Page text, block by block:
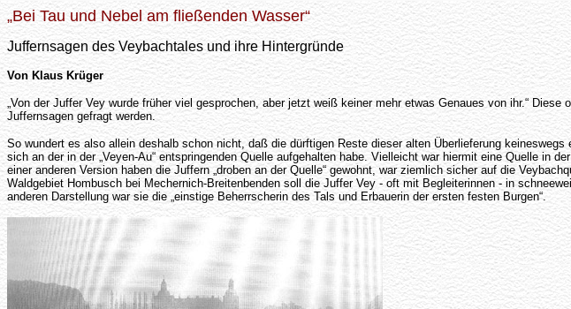
„Bei Tau und Nebel am fließenden Wasser“
Juffernsagen des Veybachtales und ihre Hintergründe
Von Klaus Krüger
„Von der Juffer Vey wurde früher viel gesprochen, aber jetzt weiß keiner mehr etwas Genaues von ihr.“
Juffernsagen gefragt werden.
So wundert es also allein deshalb schon nicht, daß die dürftigen Reste dieser alten Überlieferung
sich an der in der „Veyen-Au“ entspringenden Quelle aufgehalten habe. Vielleicht war hiermit eine Quelle in
einer anderen Version haben die Juffern „droben an der Quelle“ gewohnt, war ziemlich sicher auf die
Waldgebiet Hombusch bei Mechernich-Breitenbenden soll die Juffer Vey - oft mit Begleiterinnen - in
anderen Darstellung war sie die „einstige Beherrscherin des Tals und Erbauerin der ersten festen Burgen“.